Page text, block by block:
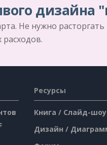
дизайна
Не нужно
расходов.
Ресурсы
Книга / Слайд-шоу
Дизайн /